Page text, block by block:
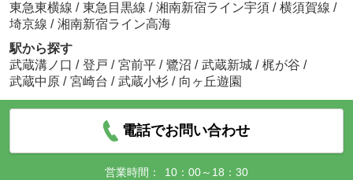
東急東横線 / 東急目黒線 / 湘南新宿ライン宇須 / 横須賀線 /
埼京線 / 湘南新宿ライン高海
駅から探す
武蔵溝ノ口 / 登戸 / 宮前平 / 鷺沼 / 武蔵新城 / 梶が谷 /
武蔵中原 / 宮崎台 / 武蔵小杉 / 向ヶ丘遊園
電話でお問い合わせ
営業時間：
10：00～18：30